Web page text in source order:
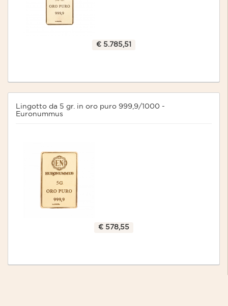
€ 5.785,51
Lingotto da 5 gr. in oro puro 999,9/1000 -
Euronummus
€ 578,55